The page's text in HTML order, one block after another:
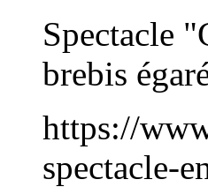
Spectacle
brebis
https://
spectacle-